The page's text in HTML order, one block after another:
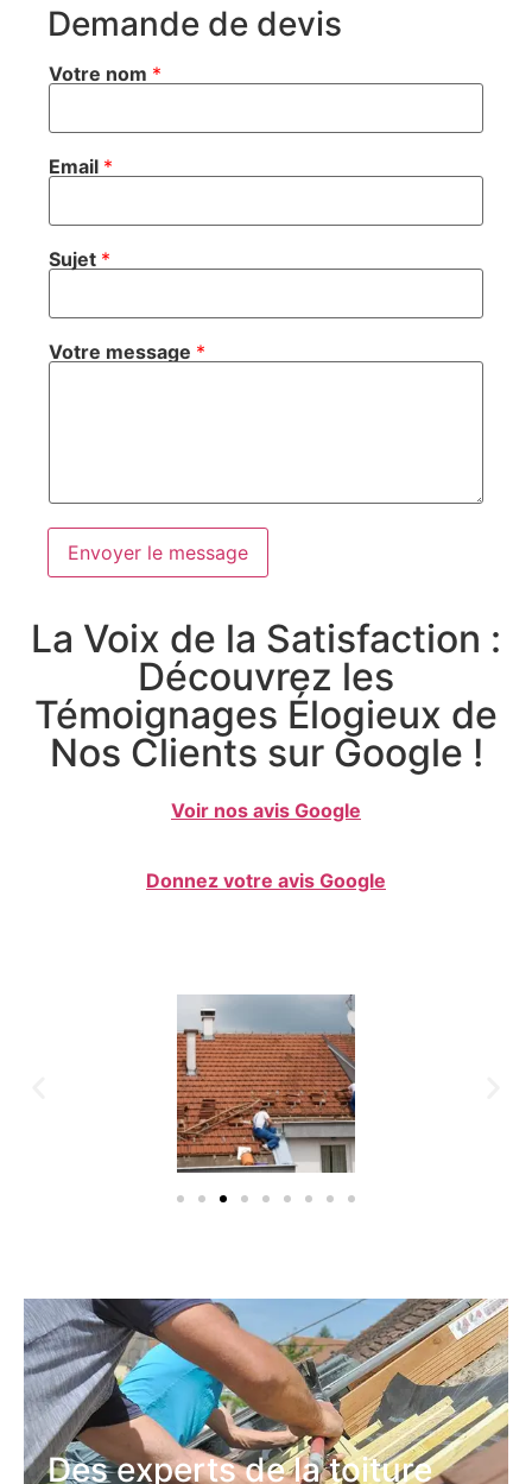
Demande de devis
Votre nom *
Email *
Sujet *
Votre message *
Envoyer le message
La Voix de la Satisfaction :
Découvrez les
Témoignages Élogieux de
Nos Clients sur Google !
Voir nos avis Google
Donnez votre avis Google
Des experts de la toiture